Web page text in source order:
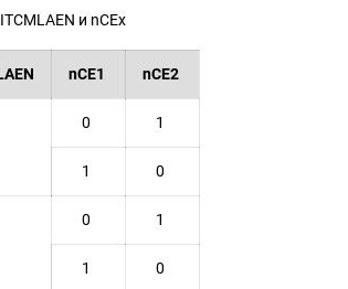
и nCEx
nCE1 nCE2
0 1
1 0
0 1
1 0